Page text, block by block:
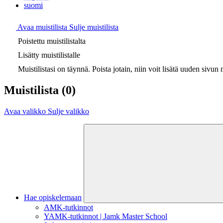
suomi
Avaa muistilista Sulje muistilista
Poistettu muistilistalta
Lisätty muistilistalle
Muistilistasi on täynnä. Poista jotain, niin voit lisätä uuden sivun
Muistilista (0)
Avaa valikko Sulje valikko
Hae opiskelemaan
AMK-tutkinnot
YAMK-tutkinnot | Jamk Master School